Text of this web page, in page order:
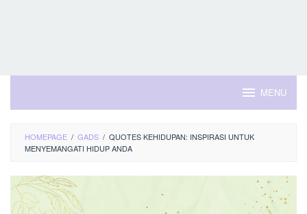
MENU
HOMEPAGE / GADS / QUOTES KEHIDUPAN: INSPIRASI UNTUK
MENYEMANGATI HIDUP ANDA